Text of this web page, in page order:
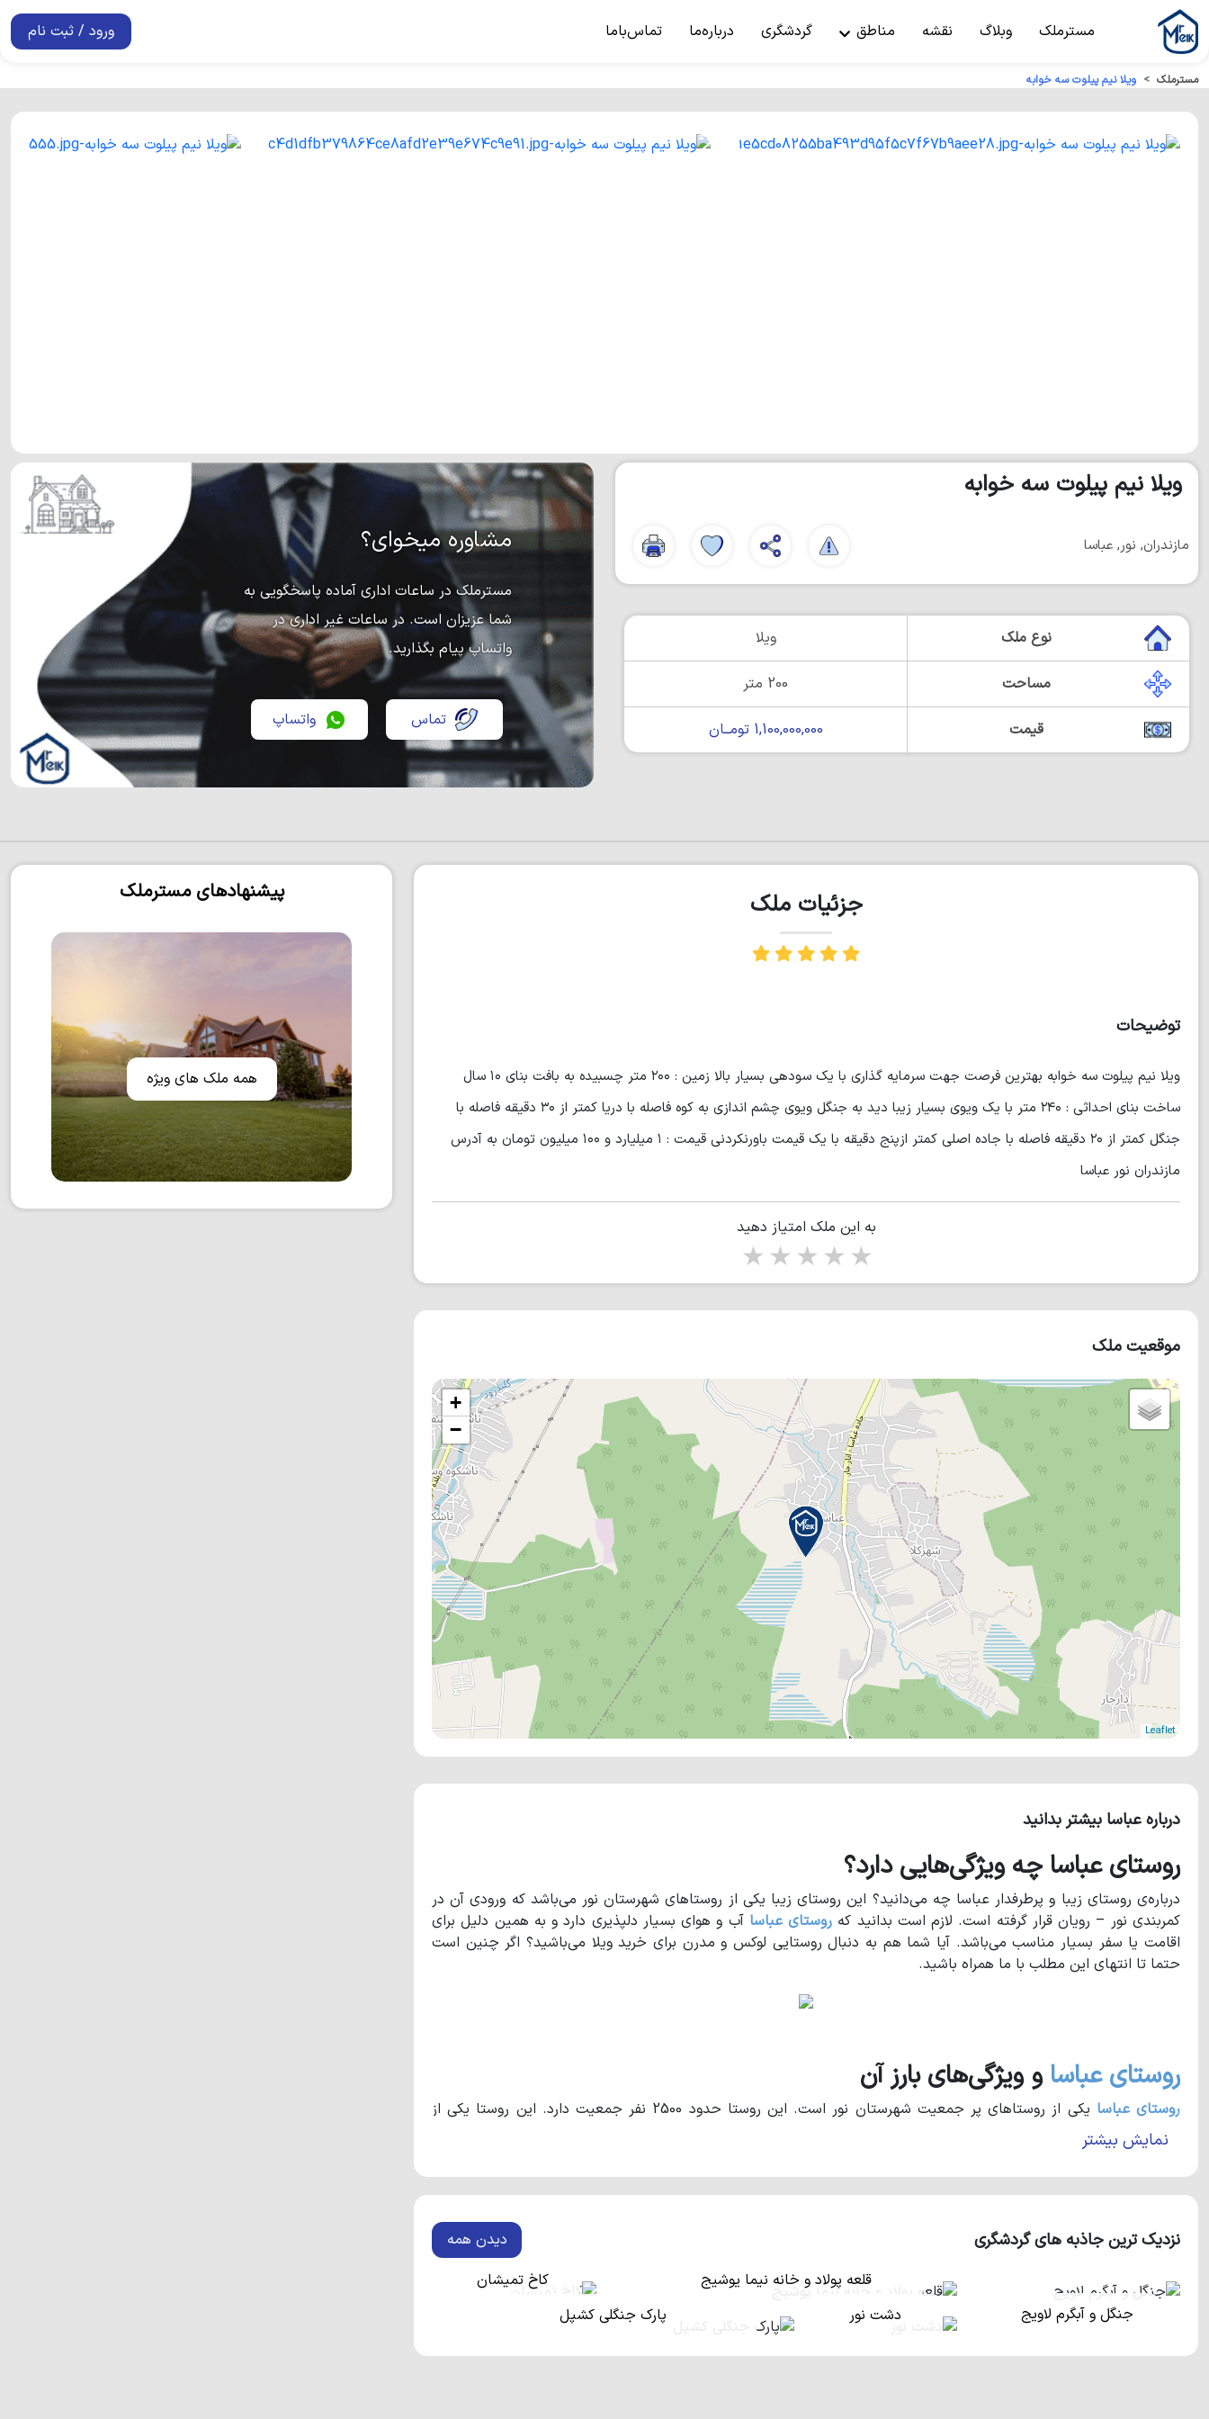
مسترملک وبلاگ نقشه مناطق گردشگری درباره‌ما تماس‌باما ورود / ثبت نام
مسترملک ویلا نیم پیلوت سه خوابه
ویلا نیم پیلوت سه خوابه
مازندران, نور, عباسا
نوع ملک ویلا
مساحت 200 متر
قیمت 1,100,000,000 تومــان
مشاوره میخوای؟
مسترملک در ساعات اداری آماده پاسخگویی به
شما عزیزان است. در ساعات غیر اداری در
واتساپ پیام بگذارید.
تماس واتساپ
جزئیات ملک
توضیحات
ویلا نیم پیلوت سه خوابه بهترین فرصت جهت سرمایه گذاری با یک سودهی بسیار بالا زمین : ۲۰۰ متر چسبیده به بافت بنای ۱۰ سال
ساخت بنای احداثی : ۲۴۰ متر با یک ویوی بسیار زیبا دید به جنگل ویوی چشم اندازی به کوه فاصله با دریا کمتر از ۳۰ دقیقه فاصله با
جنگل کمتر از ۲۰ دقیقه فاصله با جاده اصلی کمتر ازپنج دقیقه با یک قیمت باورنکردنی قیمت : ۱ میلیارد و ۱۰۰ میلیون تومان به آدرس
مازندران نور عباسا
به این ملک امتیاز دهید
5 stars
4 stars
3 stars
2 stars
موقعیت ملک
+
−
Leaflet
درباره عباسا بیشتر بدانید
روستای عباسا چه ویژگی‌هایی دارد؟
درباره‌ی روستای زیبا و پرطرفدار عباسا چه می‌دانید؟ این روستای زیبا یکی از روستاهای شهرستان نور می‌باشد که ورودی آن در
کمربندی نور – رویان قرار گرفته است. لازم است بدانید که روستای عباساآب و هوای بسیار دلپذیری دارد و به همین دلیل برای
اقامت یا سفر بسیار مناسب می‌باشد. آیا شما هم به دنبال روستایی لوکس و مدرن برای خرید ویلا می‌باشید؟ اگر چنین است
حتما تا انتهای این مطلب با ما همراه باشید.
روستای عباساو ویژگی‌های بارز آن
روستای عباسا
یکی از روستاهای پر جمعیت شهرستان نور است. این روستا حدود 2500 نفر جمعیت دارد. این روستا یکی از
روستاهای پر طرفدار برای خریداران ملک می‌باشد زیرا
این شهرک‌ها فضایی مناسب برای اقامت می‌باشند. یکی دیگر از دلایل محبوبیت و اهمیت این روستا مجاورت با جنگل می‌باشد. در
واقعروستای عباساو دو روستای انارجار و شهرکلا به جنگل چسبیده‌اند. مجاورت این روستاها با جنگل‌های سوردار ویو جذاب و
دیدنی را در ویلاهای این منطقه پدید آورده است.
از دیگر دلایل محبوبیت این روستا می‌توان به بالا بودن ارتفاع آن نسبت به سطح دریا اشاره کرد. این ویژگی یکی از ویژگی‌های مهم
و پراهمیت در روستاهای شمالی می‌باشد که تاثیر بسیار زیادی روی آب و هوای روستا دارد. طبیعت زیبا و حیرت انگیز این روستا
تنها به جنگل محدود نمی‌شود! در واقع می‌توان گفت که یک آب بندان وسیع و پر آرامش در جوار این روستا واقع شده است که
محیطی آرام و لذت بخش را خلق کرده است.
نمایش بیشتر
نزدیک ترین جاذبه های گردشگری دیدن همه
جنگل و آبگرم لاویج
قلعه پولاد و خانه نیما یوشیج
کاخ تمیشان
دشت نور
پارک جنگلی کشپل
پیشنهادهای مسترملک
همه ملک های ویژه